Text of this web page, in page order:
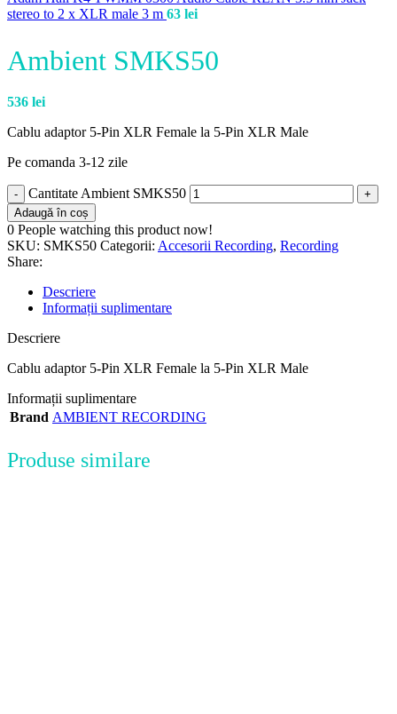
stereo to 2 x XLR male 3 m 63 lei
Ambient SMKS50
536 lei
Cablu adaptor 5-Pin XLR Female la 5-Pin XLR Male
Pe comanda 3-12 zile
Cantitate Ambient SMKS50
Adaugă în coș
0 People watching this product now!
SKU: SMKS50 Categorii: Accesorii Recording, Recording
Share:
Descriere
Informații suplimentare
Descriere
Cablu adaptor 5-Pin XLR Female la 5-Pin XLR Male
Informații suplimentare
Brand AMBIENT RECORDING
Produse similare